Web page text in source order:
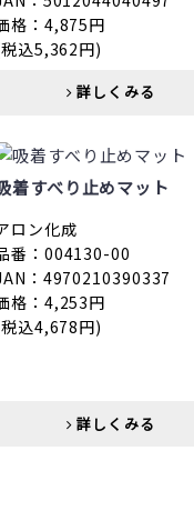
格：4,875円
込5,362円)
詳しくみる
着すべり止めマット
ロン化成
番：004130-00
：4970210390337
格：4,253円
込4,678円)
詳しくみる